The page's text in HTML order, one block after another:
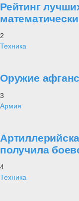
Рейтинг
2
Техника
Оружие
3
Армия
получила
4
Техника